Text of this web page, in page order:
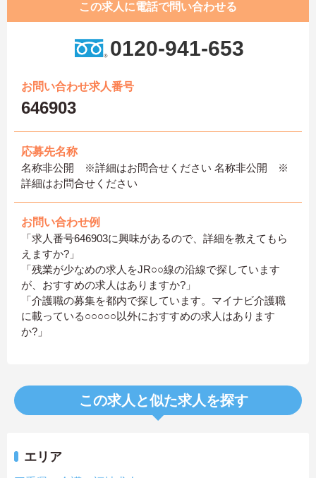
この求人に電話で問い合わせる
0120-941-653
お問い合わせ求人番号
646903
応募先名称
名称非公開 ※詳細はお問合せください 名称非公開 ※
詳細はお問合せください
お問い合わせ例
「求人番号646903に興味があるので、詳細を教えてもら
えますか?」
「残業が少なめの求人をJR○○線の沿線で探しています
が、おすすめの求人はありますか?」
「介護職の募集を都内で探しています。マイナビ介護職
に載っている○○○○○以外におすすめの求人はあります
か?」
この求人と似た求人を探す
エリア